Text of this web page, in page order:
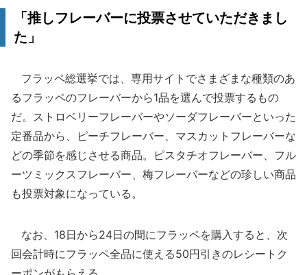
「推しフレーバーに投票させていただきまし
た」
フラッペ総選挙では、専用サイトでさまざまな種類のあ
るフラッペのフレーバーから1品を選んで投票するもの
だ。ストロベリーフレーバーやソーダフレーバーといった
定番品から、ピーチフレーバー、マスカットフレーバーな
どの季節を感じさせる商品。ピスタチオフレーバー、フル
ーツミックスフレーバー、梅フレーバーなどの珍しい商品
も投票対象になっている。
なお、18日から24日の間にフラッペを購入すると、次
回会計時にフラッペ全品に使える50円引きのレシートク